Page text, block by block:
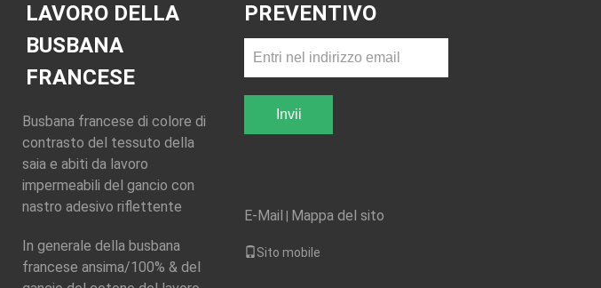
LAVORO DELLA
BUSBANA
FRANCESE
Busbana francese di colore di
contrasto del tessuto della
saia e abiti da lavoro
impermeabili del gancio con
nastro adesivo riflettente
In generale della busbana
francese ansima/100% & del
PREVENTIVO
Invii
E-Mail Mappa del sito
Sito mobile